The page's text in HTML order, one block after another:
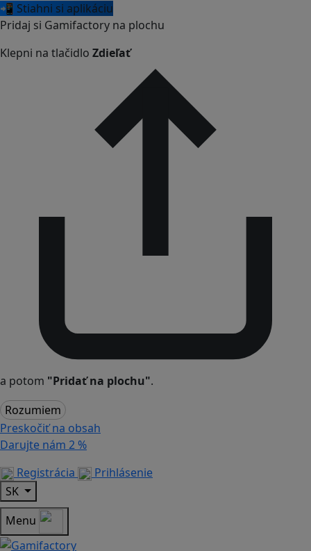
📲 Stiahni si aplikáciu
Pridaj si Gamifactory na plochu
Klepni na tlačidlo Zdieľať
a potom "Pridať na plochu".
Rozumiem
Preskočiť na obsah
Darujte nám 2 %
Registrácia
Prihlásenie
SK
Menu